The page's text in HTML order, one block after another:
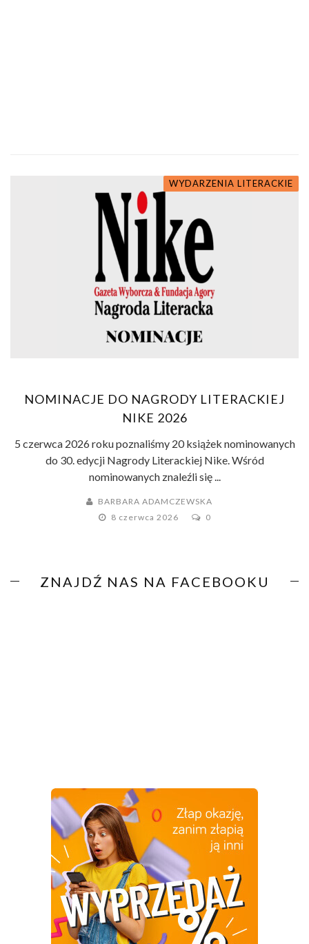
WYDARZENIA LITERACKIE
NOMINACJE DO NAGRODY LITERACKIEJ
NIKE 2026
5 czerwca 2026 roku poznaliśmy 20 książek nominowanych
do 30. edycji Nagrody Literackiej Nike. Wśród
nominowanych znaleźli się ...
BARBARA ADAMCZEWSKA
8 czerwca 2026
0
ZNAJDŹ NAS NA FACEBOOKU